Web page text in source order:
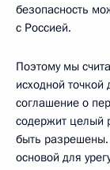
безопасность
с Россией.
Поэтому мы
исходной точкой
соглашение о
содержит целый
быть
основой для